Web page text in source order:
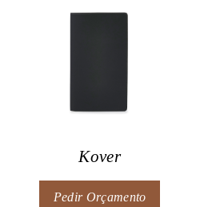
Kover
Pedir Orçamento